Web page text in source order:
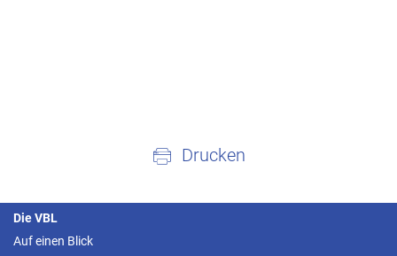
Drucken
Die VBL
Auf einen Blick